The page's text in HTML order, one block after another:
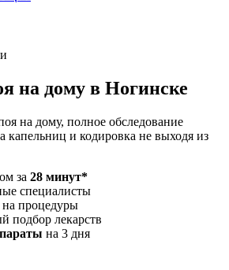
на дому в Ногинске
на дому, полное обследование
капельниц и кодировка не выходя из
за 28 минут*
специалисты
на процедуры
подбор лекарств
на 3 дня